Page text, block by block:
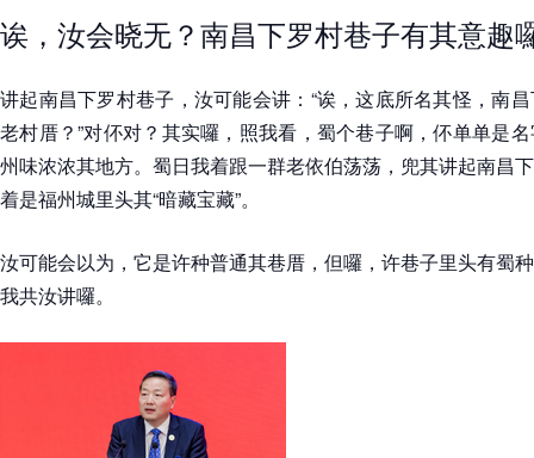
诶，汝会晓无？南昌下罗村巷子有其意趣
讲起南昌下罗村巷子，汝可能会讲：“诶，这底所名其怪，南
老村厝？”对伓对？其实囉，照我看，蜀个巷子啊，伓单单是
州味浓浓其地方。蜀日我着跟一群老依伯荡荡，兜其讲起南昌
着是福州城里头其“暗藏宝藏”。
汝可能会以为，它是许种普通其巷厝，但囉，许巷子里头有蜀
我共汝讲囉。